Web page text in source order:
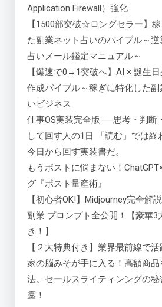
Application Firewall）強化
【1500部突破☆ロングセラー】
た副業ネット占いのバイブル～逆
占いメール鑑定マニュアル～
【爆速で0→1突破へ】AI × 誕生
作成バイブル～稼ぎに特化した副
いビジネス
仕事OS実装完全版──思考・判断
して回す人の1日 「読む」では終
今日から回す実装書だ。
もうポストに悩まない！
グ『ポスト量産術』
【初心者OK!】Midjourney完全解
副業 プロンプト全公開！【豪華3
き！】
【２大特典付き】業界最前線で
家の脳みそが手に入る！高額商
法。セールスライティンングの秘
露！